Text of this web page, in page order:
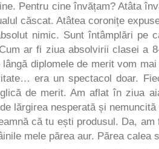
Pentru cine învățam? Atâta
căscat. Atâtea coronițe
nimic. Sunt întâmplări pe
ar fi ziua absolvirii clasei a
diplomele de merit vom
era un spectacol doar.
de merit. Am aflat în ziua
lărgirea nesperată și
că tu ești produsul. Da,
mele părea aur. Părea